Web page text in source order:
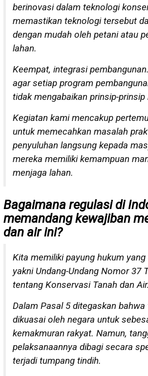
berinovasi dalam teknologi
memastikan teknologi tersebut
dengan mudah oleh petani atau
lahan.
Keempat, integrasi
agar setiap program
tidak mengabaikan prinsip-prinsip
Kegiatan kami mencakup
untuk memecahkan masalah
penyuluhan langsung kepada
mereka memiliki kemampuan
menjaga lahan.
Bagaimana regulasi di
memandang kewajiban
dan air ini?
Kita memiliki payung hukum
yakni Undang-Undang Nomor 37
tentang Konservasi Tanah dan Air.
Dalam Pasal 5 ditegaskan bahwa
dikuasai oleh negara untuk
kemakmuran rakyat. Namun,
pelaksanaannya dibagi secara
terjadi tumpang tindih.